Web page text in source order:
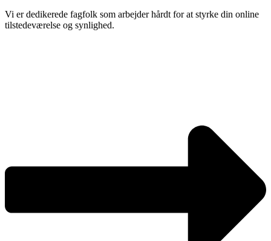
Vi er dedikerede fagfolk som arbejder hårdt for at styrke din online
tilstedeværelse og synlighed.